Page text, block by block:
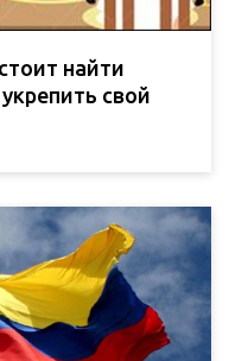
найти
свой